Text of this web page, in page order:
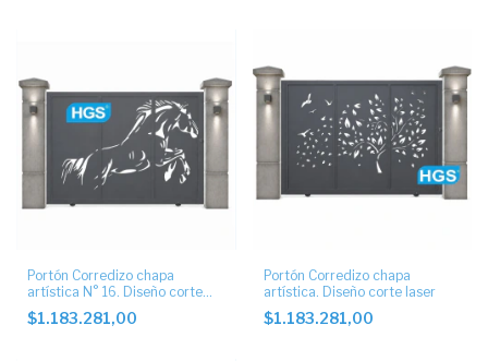
Portón Corredizo chapa
artística N° 16. Diseño corte
laser
$1.183.281,00
Portón Corredizo chapa
artística. Diseño corte laser
$1.183.281,00